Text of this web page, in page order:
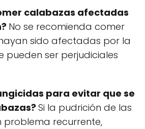
calabazas afectadas
No se recomienda comer
sido afectadas por la
pueden ser perjudiciales
para evitar que se
Si la pudrición de las
problema recurrente,